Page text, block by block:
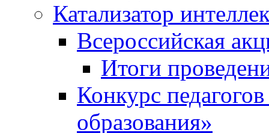
Катализатор
Всероссийская
Итоги
Конкурс
образования»